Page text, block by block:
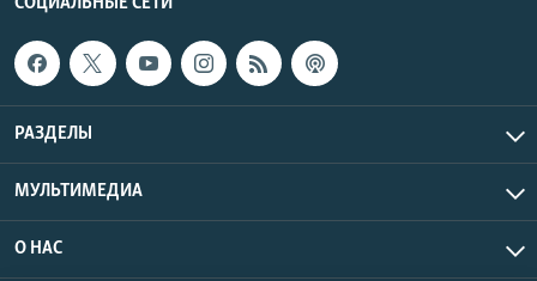
РАЗДЕЛЫ
МУЛЬТИМЕДИА
О НАС